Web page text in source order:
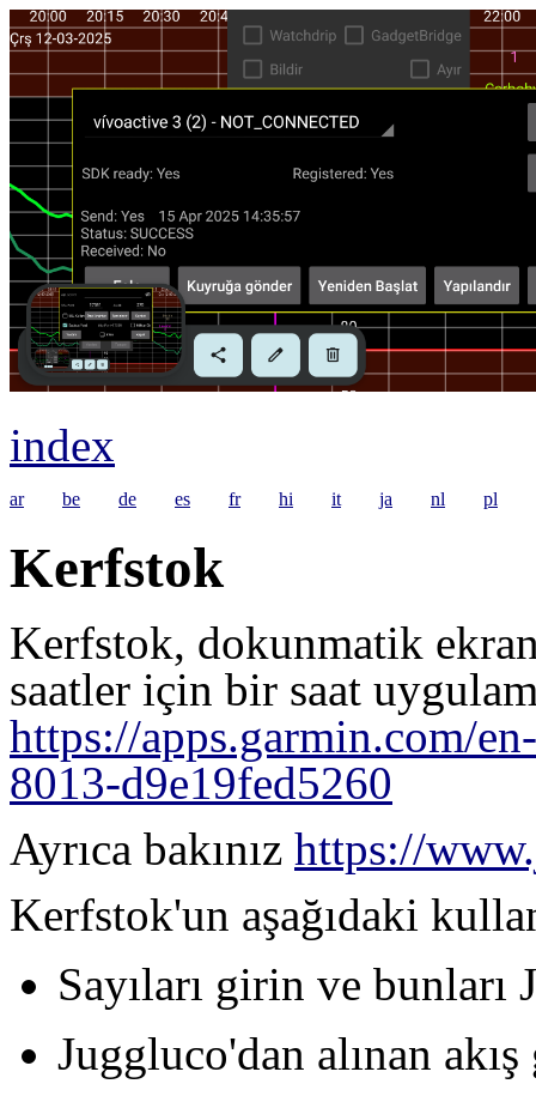
index
ar be de es fr hi it ja nl pl
Kerfstok
Kerfstok, dokunmatik
saatler için bir saat
https://apps.garmin.com/
8013-d9e19fed5260
Ayrıca bakınız https://
Kerfstok'un aşağıdaki
Sayıları girin ve
Juggluco'dan alınan